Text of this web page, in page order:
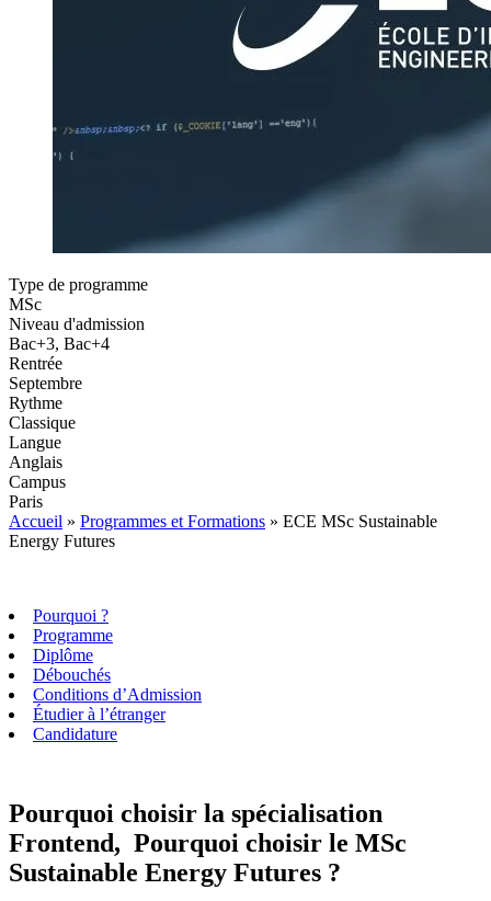
Type de programme
MSc
Niveau d'admission
Bac+3, Bac+4
Rentrée
Septembre
Rythme
Classique
Langue
Anglais
Campus
Paris
Accueil » Programmes et Formations » ECE MSc Sustainable
Energy Futures
Pourquoi ?
Programme
Diplôme
Débouchés
Conditions d’Admission
Étudier à l’étranger
Candidature
Pourquoi choisir la spécialisation
Frontend, Pourquoi choisir le MSc
Sustainable Energy Futures ?